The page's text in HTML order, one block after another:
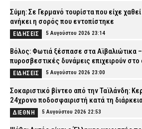
Σύμη: Σε Γερμανό τουρίστα που είχε
ανήκει η σορός που εντοπίστηκε
ΕΙΔΗΣΕΙΣ 5 Αυγούστου 2026 23:14
Βόλος: Φωτιά ξέσπασε στα Αϊβαλιώτικα
πυροσβεστικές δυνάμεις επιχειρούν στο
ΕΙΔΗΣΕΙΣ 5 Αυγούστου 2026 23:00
Σοκαριστικό βίντεο από την Ταϊλάνδη:
24χρονο ποδοσφαιριστή κατά τη
ΔΙΕΘΝΗ 5 Αυγούστου 2026 22:53